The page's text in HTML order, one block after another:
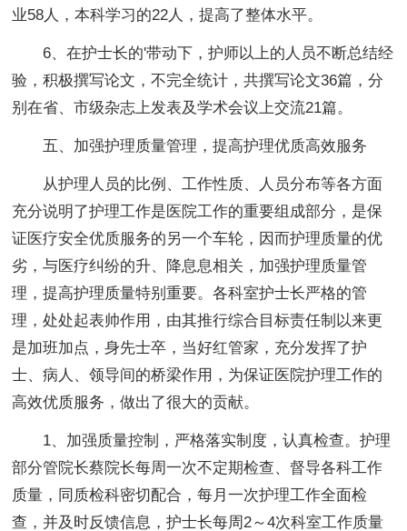
业58人，本科学习的22人，提高了整体水平。
6、在护士长的'带动下，护师以上的人员不断总结经
验，积极撰写论文，不完全统计，共撰写论文36篇，分
别在省、市级杂志上发表及学术会议上交流21篇。
五、加强护理质量管理，提高护理优质高效服务
从护理人员的比例、工作性质、人员分布等各方面
充分说明了护理工作是医院工作的重要组成部分，是保
证医疗安全优质服务的另一个车轮，因而护理质量的优
劣，与医疗纠纷的升、降息息相关，加强护理质量管
理，提高护理质量特别重要。各科室护士长严格的管
理，处处起表帅作用，由其推行综合目标责任制以来更
是加班加点，身先士卒，当好红管家，充分发挥了护
士、病人、领导间的桥梁作用，为保证医院护理工作的
高效优质服务，做出了很大的贡献。
1、加强质量控制，严格落实制度，认真检查。护理
部分管院长蔡院长每周一次不定期检查、督导各科工作
质量，同质检科密切配合，每月一次护理工作全面检
查，并及时反馈信息，护士长每周2～4次科室工作质量